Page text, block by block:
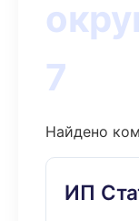
7
Найдено
ИП